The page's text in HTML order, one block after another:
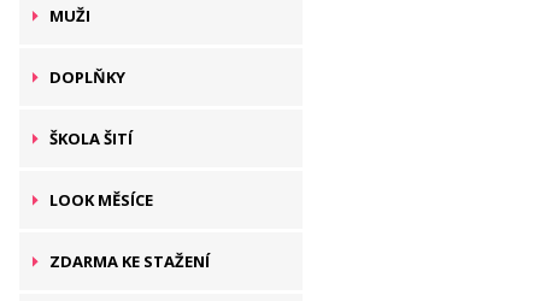
MUŽI
DOPLŇKY
ŠKOLA ŠITÍ
LOOK MĚSÍCE
ZDARMA KE STAŽENÍ